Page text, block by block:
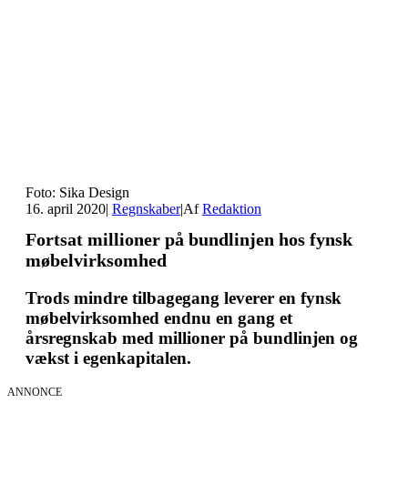
Foto: Sika Design
16. april 2020| Regnskaber|AfRedaktion
Fortsat millioner på bundlinjen hos fynsk
møbelvirksomhed
Trods mindre tilbagegang leverer en fynsk
møbelvirksomhed endnu en gang et
årsregnskab med millioner på bundlinjen og
vækst i egenkapitalen.
ANNONCE